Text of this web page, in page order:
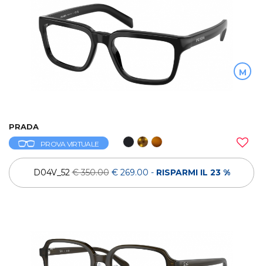
M
PRADA
PROVA VIRTUALE
D04V_52€ 350.00 € 269.00 - RISPARMI IL 23 %